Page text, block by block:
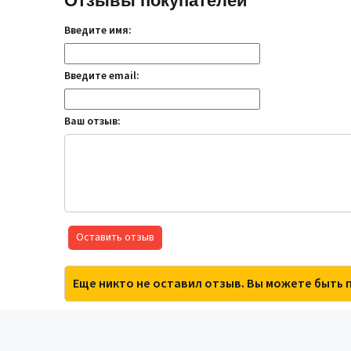
Введите имя:
Введите email:
Ваш отзыв:
Оставить отзыв
Еще никто не оставил отзыв. Вы можете быть